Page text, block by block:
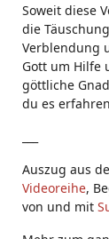
Soweit diese
die
Verblendung
Gott um Hilfe
göttliche
du es
Auszug aus
Videoreihe,
von und mit